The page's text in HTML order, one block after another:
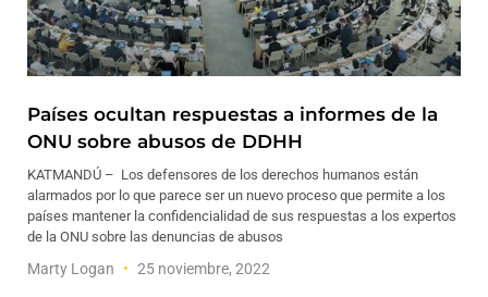
Países ocultan respuestas a informes de la
ONU sobre abusos de DDHH
KATMANDÚ – Los defensores de los derechos humanos están
alarmados por lo que parece ser un nuevo proceso que permite a los
países mantener la confidencialidad de sus respuestas a los expertos
de la ONU sobre las denuncias de abusos
Marty Logan 25 noviembre, 2022